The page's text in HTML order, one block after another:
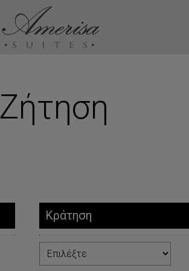
Ζήτηση
Κράτηση